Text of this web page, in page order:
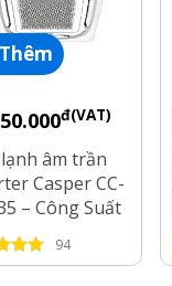
đ(VAT)
âm trần
Casper CC-
– Công Suất
94